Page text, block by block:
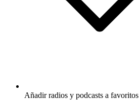
Añadir radios y podcasts a favoritos